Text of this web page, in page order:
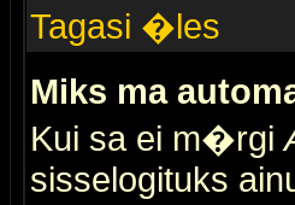
Tagasi �les
Miks ma
Kui sa ei m�rgi
sisselogituks